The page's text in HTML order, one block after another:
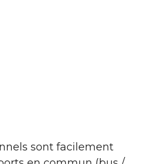
sont facilement